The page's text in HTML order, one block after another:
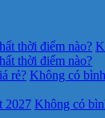
thời điểm nào?
thời điểm nào?
rẻ? Không có
2027 Không có